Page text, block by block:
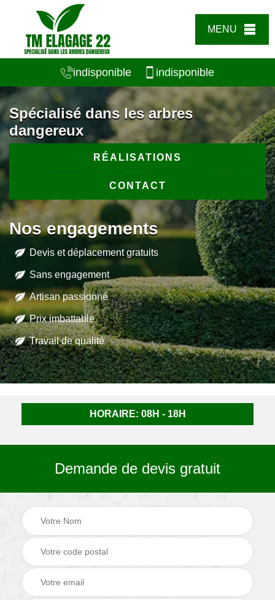
MENU
indisponible indisponible
Spécialisé dans les arbres
dangereux
RÉALISATIONS
CONTACT
Nos engagements
Devis et déplacement gratuits
Sans engagement
Artisan passionné
Prix imbattable
Travail de qualité
HORAIRE: 08H - 18H
Demande de devis gratuit